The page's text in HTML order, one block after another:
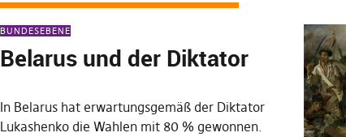
BUNDESEBENE
Belarus und der Diktator
In Belarus hat erwartungsgemäß der Diktator
Lukashenko die Wahlen mit 80 % gewonnen.